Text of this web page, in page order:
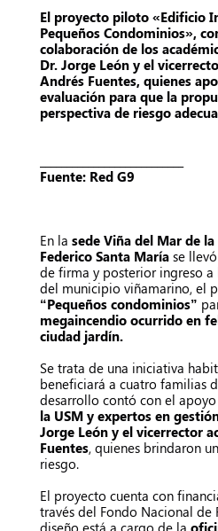
El proyecto piloto «Edificio
Pequeños Condominios»,
colaboración de los
Dr. Jorge León y el
Andrés Fuentes, quienes
evaluación para que la
perspectiva de riesgo
Fuente: Red G9
En la sede Viña del Mar de
Federico Santa María se
de firma y posterior ingreso
del municipio viñamarino, el
“Pequeños condominios”
megaincendio ocurrido en
ciudad jardín.
Se trata de una iniciativa
beneficiará a cuatro familias
desarrollo contó con el
la USM y expertos en
Jorge León y el vicerrector
Fuentes, quienes brindaron
riesgo.
El proyecto cuenta con
través del Fondo Nacional de
diseño está a cargo de la